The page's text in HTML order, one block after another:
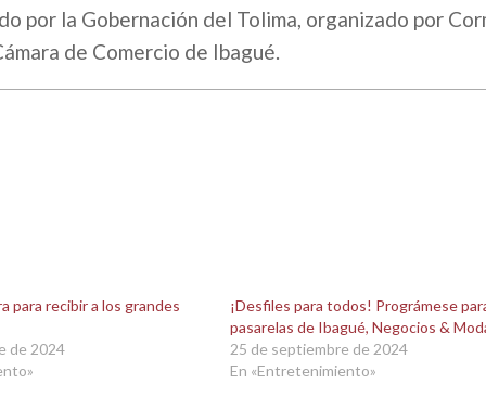
por la Gobernación del Tolima, organizado por
de Comercio de Ibagué.
para recibir a los grandes
de 2024
¡Desfiles para todos! Prográmese
pasarelas de Ibagué, Negocios &
25 de septiembre de 2024
En «Entretenimiento»